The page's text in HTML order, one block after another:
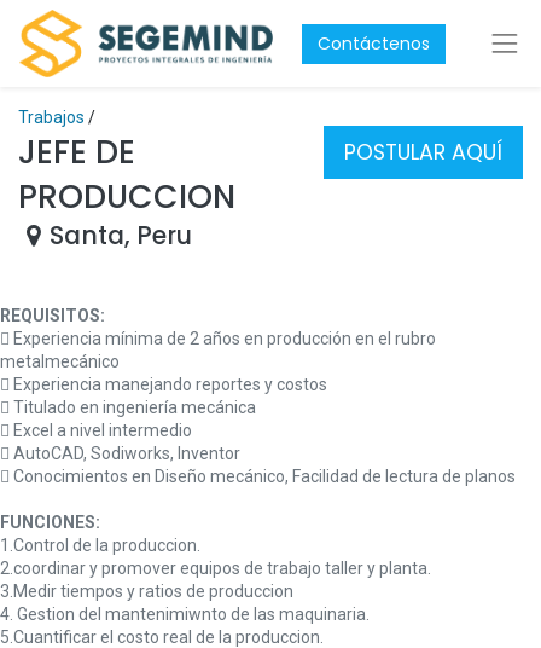
Contáctenos
POSTULAR AQUÍ
Trabajos /
JEFE DE
PRODUCCION
Santa, Peru
REQUISITOS:
 Experiencia mínima de 2 años en producción en el rubro
metalmecánico
 Experiencia manejando reportes y costos
 Titulado en ingeniería mecánica
 Excel a nivel intermedio
 AutoCAD, Sodiworks, Inventor
 Conocimientos en Diseño mecánico, Facilidad de lectura de planos
FUNCIONES:
1.Control de la produccion.
2.coordinar y promover equipos de trabajo taller y planta.
3.Medir tiempos y ratios de produccion
4. Gestion del mantenimiwnto de las maquinaria.
5.Cuantificar el costo real de la produccion.